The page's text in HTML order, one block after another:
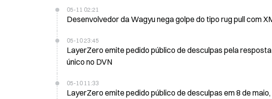
05-11 02:21
Desenvolvedor da Wagyu nega golpe do tipo rug pull com
05-10 23:45
LayerZero emite pedido público de desculpas pela
único no DVN
05-10 11:33
LayerZero emite pedido público de desculpas em 8 de